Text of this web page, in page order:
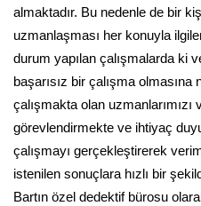
almaktadır. Bu nedenle de bir
uzmanlaşması her konuyla
durum yapılan çalışmalarda ki
başarısız bir çalışma
çalışmakta olan
görevlendirmekte ve ihtiyaç
çalışmayı gerçekleştirerek
istenilen sonuçlara hızlı bir
Bartın özel dedektif bürosu